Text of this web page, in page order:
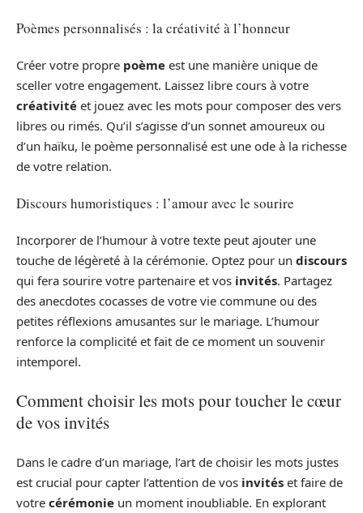
Poèmes personnalisés : la créativité à l’honneur
Créer votre propre poème est une manière unique de
sceller votre engagement. Laissez libre cours à votre
créativité et jouez avec les mots pour composer des vers
libres ou rimés. Qu’il s’agisse d’un sonnet amoureux ou
d’un haïku, le poème personnalisé est une ode à la richesse
de votre relation.
Discours humoristiques : l’amour avec le sourire
Incorporer de l’humour à votre texte peut ajouter une
touche de légèreté à la cérémonie. Optez pour un discours
qui fera sourire votre partenaire et vos invités. Partagez
des anecdotes cocasses de votre vie commune ou des
petites réflexions amusantes sur le mariage. L’humour
renforce la complicité et fait de ce moment un souvenir
intemporel.
Comment choisir les mots pour toucher le cœur
de vos invités
Dans le cadre d’un mariage, l’art de choisir les mots justes
est crucial pour capter l’attention de vos invités et faire de
votre cérémonie un moment inoubliable. En explorant